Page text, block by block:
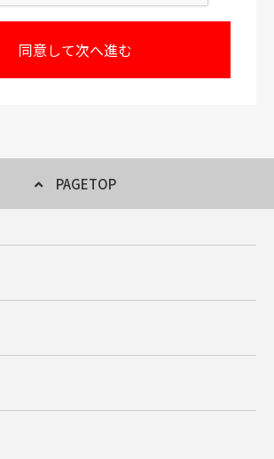
もしくは個人情報をご提供いた
の場合を除き、第三者への開示
だく為に、お客様からのお問い合
・ご要望内容に関連する当社グル
会社へ情報を開示する場合。
PAGETOP